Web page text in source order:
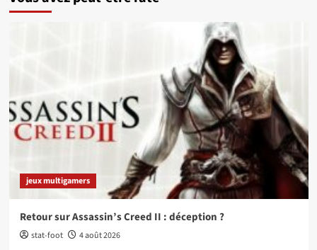
jeux multigamers
Retour sur Assassin’s Creed II : déception ?
stat-foot 4 août 2026